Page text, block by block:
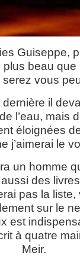
Guiseppe,
plus beau
serez vous
dernière il
l’eau, mais
éloignées
j’aimerai le
un homme
aussi des
pas la
sur le
est
à quatre
Meir.